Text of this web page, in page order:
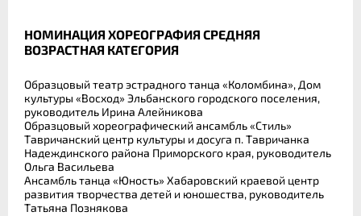
НОМИНАЦИЯ ХОРЕОГРАФИЯ СРЕДНЯЯ
ВОЗРАСТНАЯ КАТЕГОРИЯ
Образцовый театр эстрадного танца «Коломбина», Дом
культуры «Восход» Эльбанского городского поселения,
руководитель Ирина Алейникова
Образцовый хореографический ансамбль «Стиль»
Тавричанский центр культуры и досуга п. Тавричанка
Надеждинского района Приморского края, руководитель
Ольга Васильева
Ансамбль танца «Юность» Хабаровский краевой центр
развития творчества детей и юношества, руководитель
Татьяна Познякова